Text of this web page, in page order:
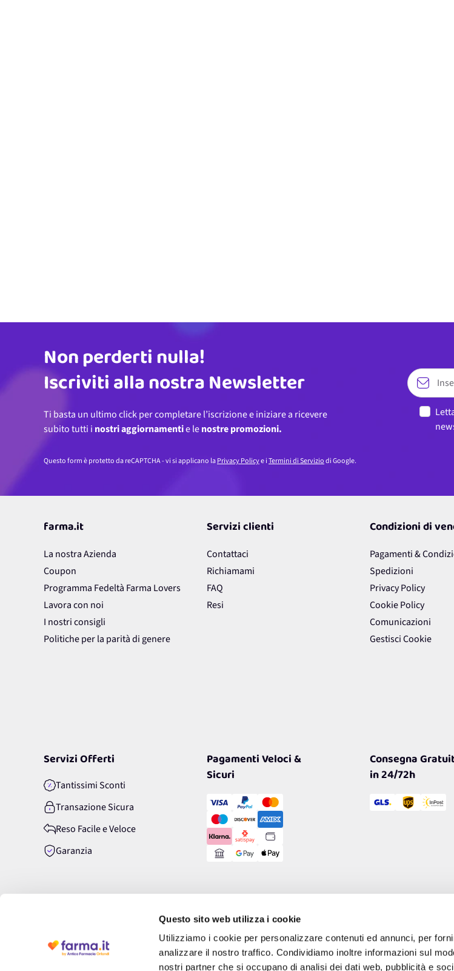
Questo sito web utilizza i cookie
Utilizziamo i cookie per personalizzare contenuti ed annunci, per
analizzare il nostro traffico. Condividiamo inoltre informazioni sul
nostri partner che si occupano di analisi dei dati web, pubblicità e
Indirizzo email
Non perderti nulla!
Iscriviti alla nostra Newsletter
Ti basta un ultimo click per completare l’iscrizione e iniziare a ricevere
subito tutti i nostri aggiornamentie lenostre promozioni.
Questo form è protetto da reCAPTCHA - vi si applicano laPrivacy Policye iTermini di Serviziodi Google.
farma.it
La nostra Azienda
Coupon
Programma Fedeltà Farma Lovers
Lavora con noi
I nostri consigli
Politiche per la parità di genere
Servizi clienti
Contattaci
Richiamami
FAQ
Resi
Condizioni di
Pagamenti &
Spedizioni
Privacy Policy
Cookie Policy
Comunicazioni
Gestisci Cookie
Servizi Offerti
Tantissimi Sconti
Transazione Sicura
Reso Facile e Veloce
Garanzia
Pagamenti Veloci &
Sicuri
Consegna
in 24/72h